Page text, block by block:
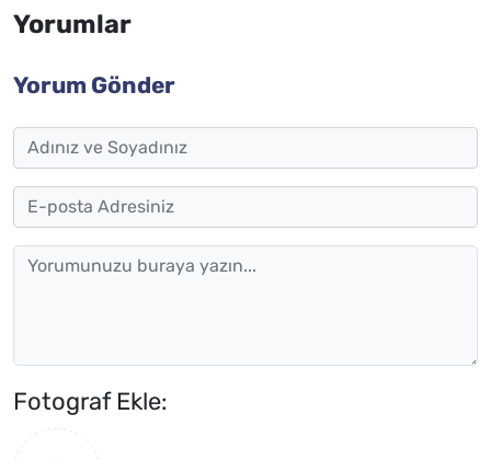
Yorumlar
Yorum Gönder
Fotograf Ekle: